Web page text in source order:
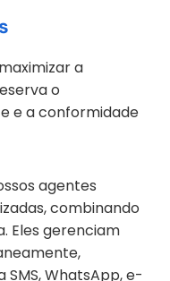
a
o
e a conformidade
agentes
combinando
Eles gerenciam
WhatsApp, e-